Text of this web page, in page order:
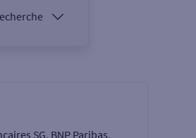
SG, BNP Paribas,